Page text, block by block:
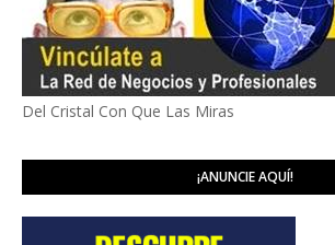
Del Cristal Con Que Las Miras
¡ANUNCIE AQUÍ!